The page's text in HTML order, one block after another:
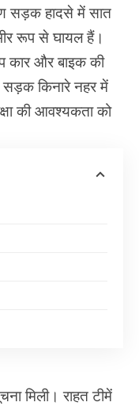
सड़क हादसे में सात
रूप से घायल हैं।
कार और बाइक की
सड़क किनारे नहर में
की आवश्यकता को
मिली। राहत टीमें